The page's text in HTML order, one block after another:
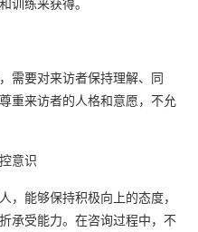
需要对来访者保持理解、同
重来访者的人格和意愿，不允
意识
，能够保持积极向上的态度，
承受能力。在咨询过程中，不